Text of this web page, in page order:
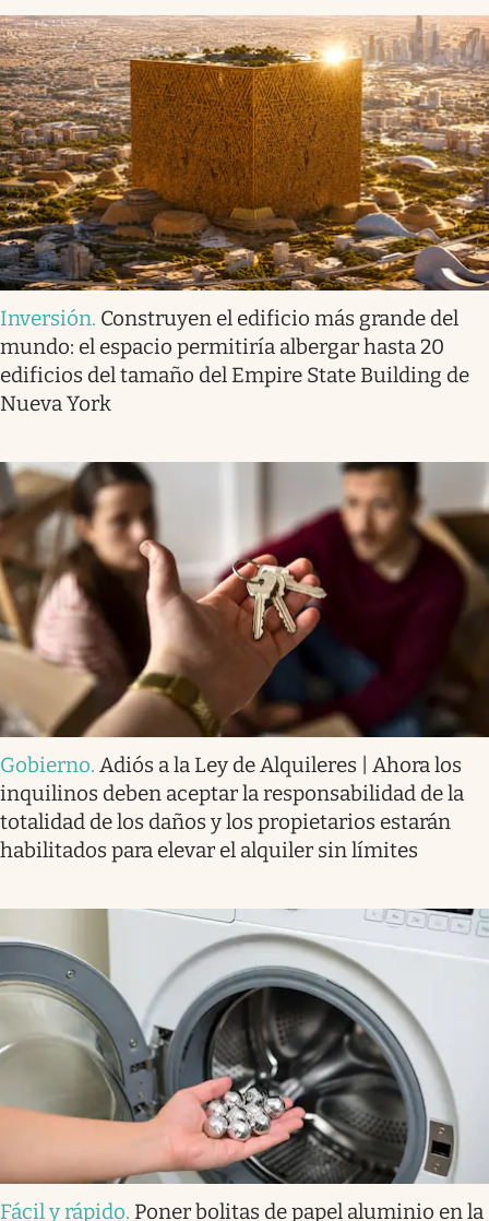
Inversión. Construyen el edificio más grande del
mundo: el espacio permitiría albergar hasta 20
edificios del tamaño del Empire State Building de
Nueva York
Gobierno. Adiós a la Ley de Alquileres | Ahora los
inquilinos deben aceptar la responsabilidad de la
totalidad de los daños y los propietarios estarán
habilitados para elevar el alquiler sin límites
Fácil y rápido. Poner bolitas de papel aluminio en la